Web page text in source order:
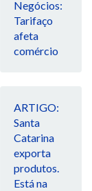
Negócios:
Tarifaço
afeta
comércio
ARTIGO:
Santa
Catarina
exporta
produtos.
Está na